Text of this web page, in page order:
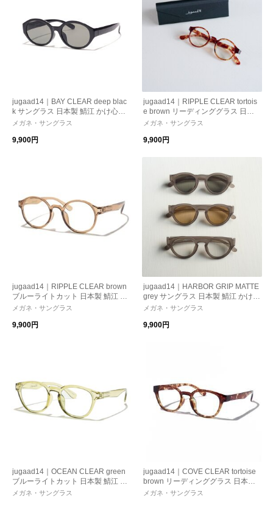
jugaad14｜BAY CLEAR deep blac
k サングラス 日本製 鯖江 かけ心
地 ストレスフリー 機能性レンズ
メガネ・サングラス
9,900円
jugaad14｜RIPPLE CLEAR tortois
e brown リーディンググラス 日本
製 鯖江 かけ心地 ストレスフリー
母の日 ギフト
メガネ・サングラス
9,900円
jugaad14｜RIPPLE CLEAR brown
ブルーライトカット 日本製 鯖江 か
け心地 ストレスフリー 機能性レ
ホ向け 母の日 ギフト
メガネ・サングラス
9,900円
jugaad14｜HARBOR GRIP MATTE
grey サングラス 日本製 鯖江 かけ心
地 ストレスフリー 機能性レンズ
ト
メガネ・サングラス
9,900円
jugaad14｜OCEAN CLEAR green
ブルーライトカット 日本製 鯖江 か
け心地 ストレスフリー 機能性レ
メガネ・サングラス
jugaad14｜COVE CLEAR tortoise
brown リーディンググラス 日本製
鯖江 かけ心地 ストレスフリー 機
メガネ・サングラス